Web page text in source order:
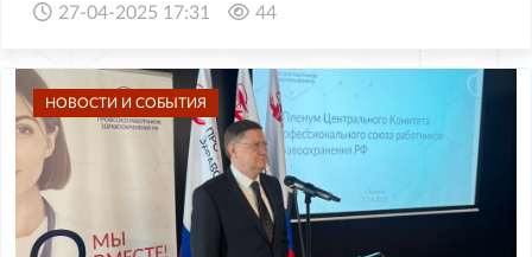
27-04-2025 17:31 44
НОВОСТИ И СОБЫТИЯ